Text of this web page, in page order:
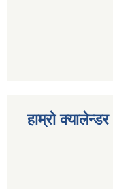
हाम्रो क्यालेन्डर